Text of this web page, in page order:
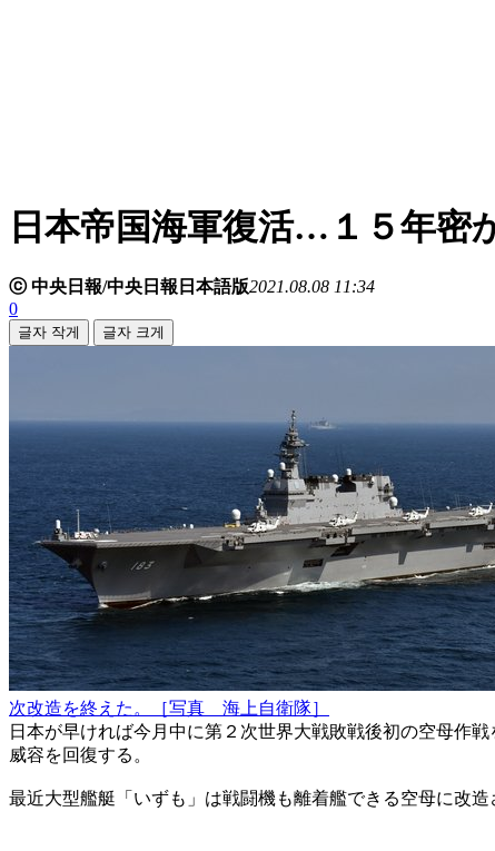
日本帝国海軍復活…１５年密
ⓒ 中央日報/中央日報日本語版2021.08.08 11:34
0
글자 작게 글자 크게
次改造を終えた。［写真 海上自衛隊］
日本が早ければ今月中に第２次世界大戦敗戦後初の空母作
威容を回復する。
最近大型艦艇「いずも」は戦闘機も離着艦できる空母に改